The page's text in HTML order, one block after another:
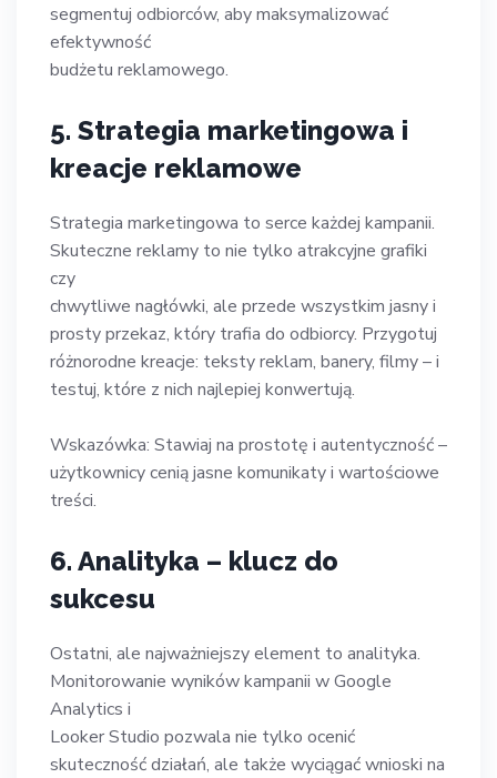
segmentuj odbiorców, aby maksymalizować
efektywność
budżetu reklamowego.
5. Strategia marketingowa i
kreacje reklamowe
Strategia marketingowa to serce każdej kampanii.
Skuteczne reklamy to nie tylko atrakcyjne grafiki
czy
chwytliwe nagłówki, ale przede wszystkim jasny i
prosty przekaz, który trafia do odbiorcy. Przygotuj
różnorodne kreacje: teksty reklam, banery, filmy – i
testuj, które z nich najlepiej konwertują.
Wskazówka: Stawiaj na prostotę i autentyczność –
użytkownicy cenią jasne komunikaty i wartościowe
treści.
6. Analityka – klucz do
sukcesu
Ostatni, ale najważniejszy element to analityka.
Monitorowanie wyników kampanii w Google
Analytics i
Looker Studio pozwala nie tylko ocenić
skuteczność działań, ale także wyciągać wnioski na